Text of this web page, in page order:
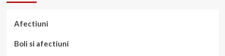
Afectiuni
Boli si afectiuni